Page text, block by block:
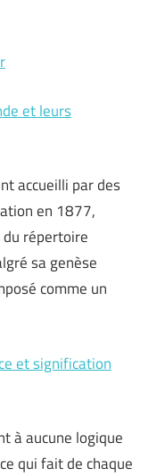
et leurs
accueilli par des
en 1877,
du répertoire
sa genèse
comme un
et signification
à aucune logique
qui fait de chaque